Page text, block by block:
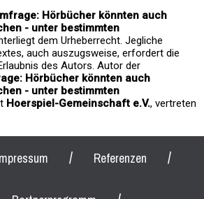
Hörbücher könnten auch
- unter bestimmten
dem Urheberrecht. Jegliche
auch auszugsweise, erfordert die
des Autors. Autor der
Hörbücher könnten auch
- unter bestimmten
Hoerspiel-Gemeinschaft e.V., vertreten
/ Referenzen /